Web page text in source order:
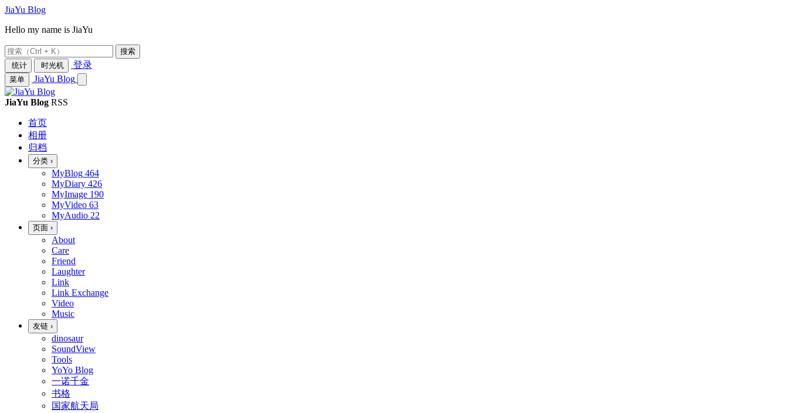
JiaYu Blog
Hello my name is JiaYu
搜索
统计
时光机 登录
菜单 JiaYu Blog
JiaYu Blog RSS
首页
相册
归档
分类 ›
MyBlog 464
MyDiary 426
MyImage 190
MyVideo 63
MyAudio 22
页面 ›
About
Care
Friend
Laughter
Link
Link Exchange
Video
Music
友链 ›
dinosaur
SoundView
Tools
YoYo Blog
一诺千金
书格
国家航天局